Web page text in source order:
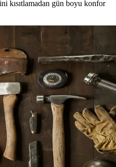
kısıtlamadan gün boyu konfor